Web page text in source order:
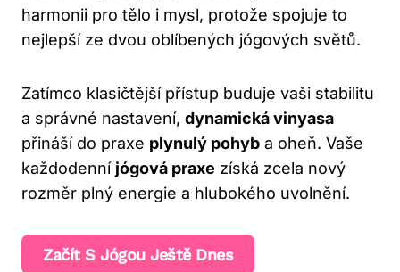
harmonii pro tělo i mysl, protože spojuje to
nejlepší ze dvou oblíbených jógových světů.
Zatímco klasičtější přístup buduje vaši stabilitu
a správné nastavení, dynamická vinyasa
přináší do praxe plynulý pohyb a oheň. Vaše
každodenní jógová praxe získá zcela nový
rozměr plný energie a hlubokého uvolnění.
Začít S Jógou Ještě Dnes